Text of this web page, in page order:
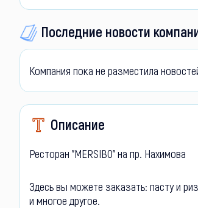
Последние новости
Компания пока не разместила
Описание
Ресторан "MERSIBO" на пр. Нахимова
Здесь вы можете заказать: пасту и
и многое другое.